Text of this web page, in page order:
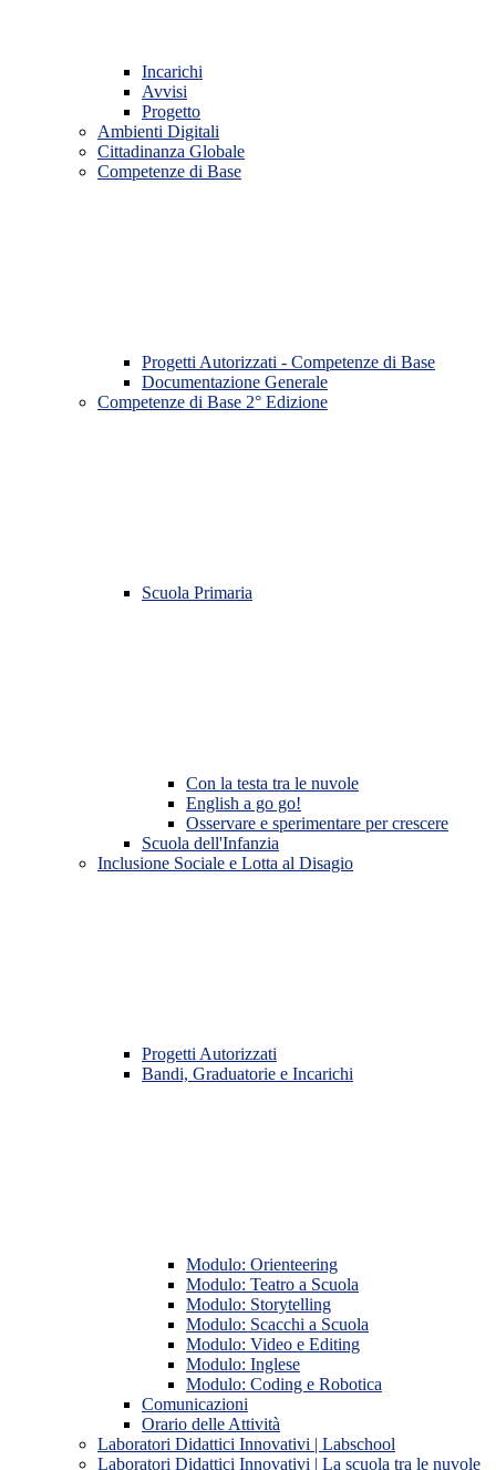
Incarichi
Avvisi
Progetto
Ambienti Digitali
Cittadinanza Globale
Competenze di Base
Progetti Autorizzati - Competenze di Base
Documentazione Generale
Competenze di Base 2° Edizione
Scuola Primaria
Con la testa tra le nuvole
English a go go!
Osservare e sperimentare per crescere
Scuola dell'Infanzia
Inclusione Sociale e Lotta al Disagio
Progetti Autorizzati
Bandi, Graduatorie e Incarichi
Modulo: Orienteering
Modulo: Teatro a Scuola
Modulo: Storytelling
Modulo: Scacchi a Scuola
Modulo: Video e Editing
Modulo: Inglese
Modulo: Coding e Robotica
Comunicazioni
Orario delle Attività
Laboratori Didattici Innovativi | Labschool
Laboratori Didattici Innovativi | La scuola tra le nuvole